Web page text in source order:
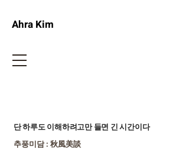
Ahra Kim
단 하루도 이해하려고만 들면 긴 시간이다
추풍미담 : 秋風美談